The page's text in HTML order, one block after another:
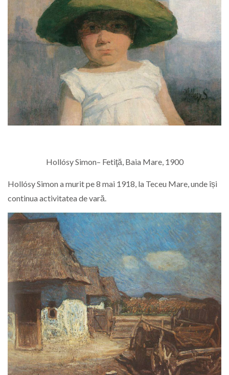
Hollósy Simon– Fetiţă, Baia Mare, 1900
Hollósy Simon a murit pe 8 mai 1918, la Teceu Mare, unde își
continua activitatea de vară.